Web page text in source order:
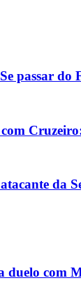
passar do
da
duelo com